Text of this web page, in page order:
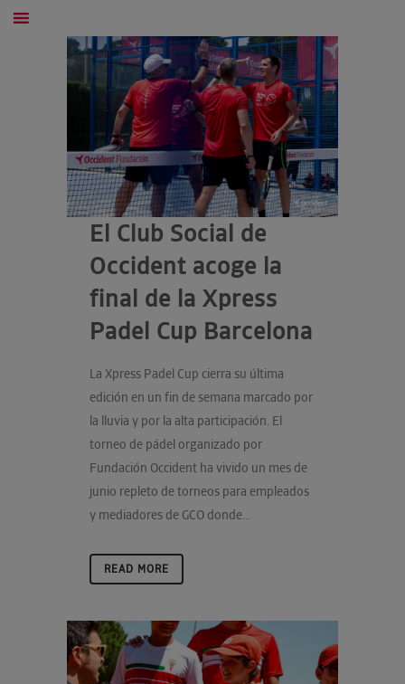
El Club Social de
Occident acoge la
final de la Xpress
Padel Cup Barcelona
La Xpress Padel Cup cierra su última
edición en un fin de semana marcado por
la lluvia y por la alta participación. El
torneo de pádel organizado por
Fundación Occident ha vivido un mes de
junio repleto de torneos para empleados
y mediadores de GCO donde...
READ MORE